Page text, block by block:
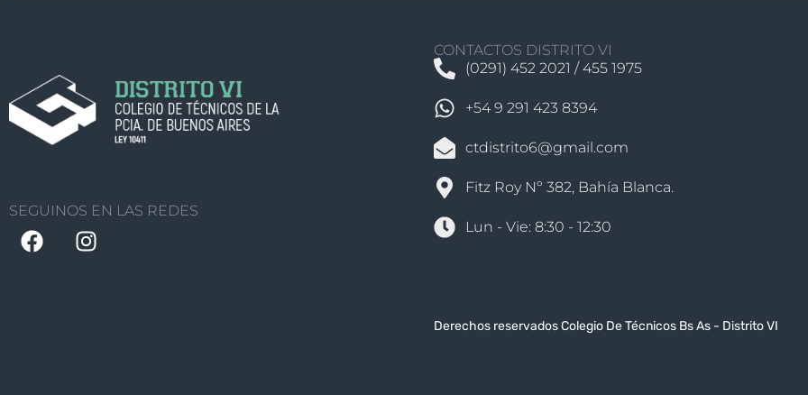
SEGUINOS EN LAS REDES
CONTACTOS DISTRITO VI
(0291) 452 2021 / 455 1975
+54 9 291 423 8394
ctdistrito6@gmail.com
Fitz Roy Nº 382, Bahía Blanca.
Lun - Vie: 8:30 - 12:30
Derechos reservados Colegio De Técnicos Bs As - Distrito VI